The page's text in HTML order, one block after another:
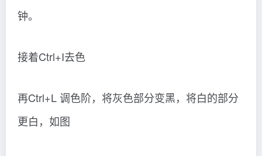
钟。
接着Ctrl+I去色
再Ctrl+L 调色阶，将灰色部分变黑，将白的部分
更白，如图